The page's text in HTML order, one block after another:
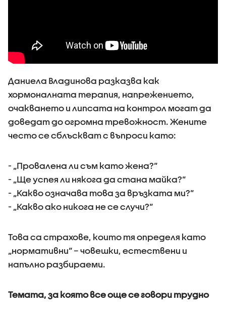
Даниела Владинова разказва как
хормоналната терапия, напрежението,
очакването и липсата на контрол могат да
доведат до огромна тревожност. Жените
често се сблъскват с въпроси като:
- „Провалена ли съм като жена?“
- „Ще успея ли някога да стана майка?“
- „Какво означава това за връзката ми?“
- „Какво ако никога не се случи?“
Това са страхове, които тя определя като
„нормативни“ – човешки, естествени и
напълно разбираеми.
Темата, за която все още се говори трудно